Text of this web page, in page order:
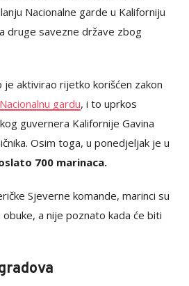
Nacionalne garde u Kaliforniju
druge savezne države zbog
je aktivirao rijetko korišćen zakon
Nacionalnu gardu, i to uprkos
guvernera Kalifornije Gavina
Osim toga, u ponedjeljak je u
700 marinaca.
Sjeverne komande, marinci su
a nije poznato kada će biti